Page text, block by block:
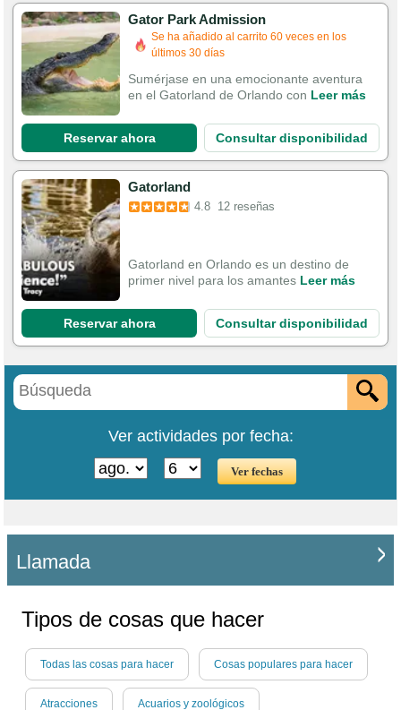
Gator Park Admission
Se ha añadido al carrito 60 veces en los
últimos 30 días
Sumérjase en una emocionante aventura
en el Gatorland de Orlando con Leer más
Reservar ahora Consultar disponibilidad
Gatorland
4.8 12 reseñas
Gatorland en Orlando es un destino de
primer nivel para los amantes Leer más
Reservar ahora Consultar disponibilidad
Ver actividades por fecha:
Llamada
Tipos de cosas que hacer
Todas las cosas para hacer Cosas populares para hacer
Atracciones Acuarios y zoológicos